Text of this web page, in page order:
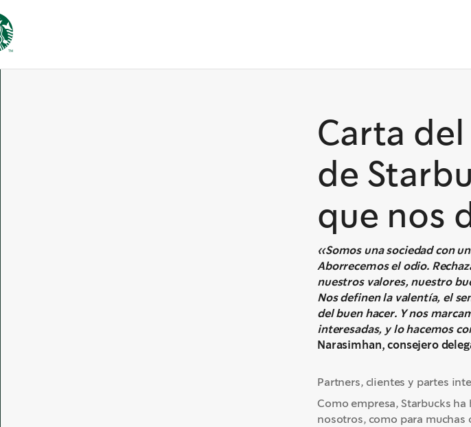
Carta
de
que nos
«Somos una sociedad con
Aborrecemos el odio.
nuestros valores, nuestro
Nos definen la valentía, el
del buen hacer. Y nos
interesadas, y lo hacemos
Narasimhan, consejero
Partners, clientes y partes
Como empresa, Starbucks
nosotros, como para